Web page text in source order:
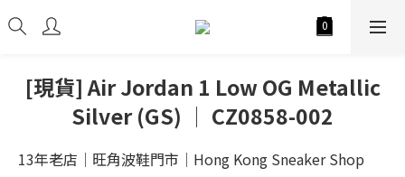
[現貨] Air Jordan 1 Low OG Metallic
Silver (GS) │ CZ0858-002
13年老店│旺角波鞋門市│Hong Kong Sneaker Shop